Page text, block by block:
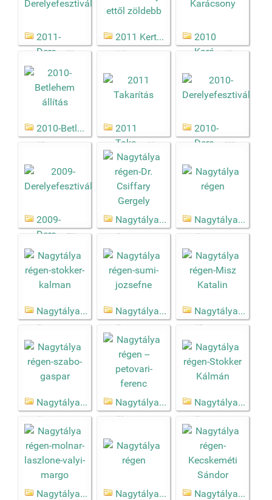
2011-
Dere...
(98)
2011 Kert...
(146)
2010
Kará...
(63)
2010-Betl...
(13)
2011
Taka...
(66)
2010-
Dere...
(393)
2009-
Dere...
(701)
Nagytálya...
(3)
Nagytálya...
(6)
Nagytálya...
(9)
Nagytálya...
(2)
Nagytálya...
(10)
Nagytálya...
(1)
Nagytálya...
(86)
Nagytálya...
(9)
Nagytálya... Nagytálya... Nagytálya...